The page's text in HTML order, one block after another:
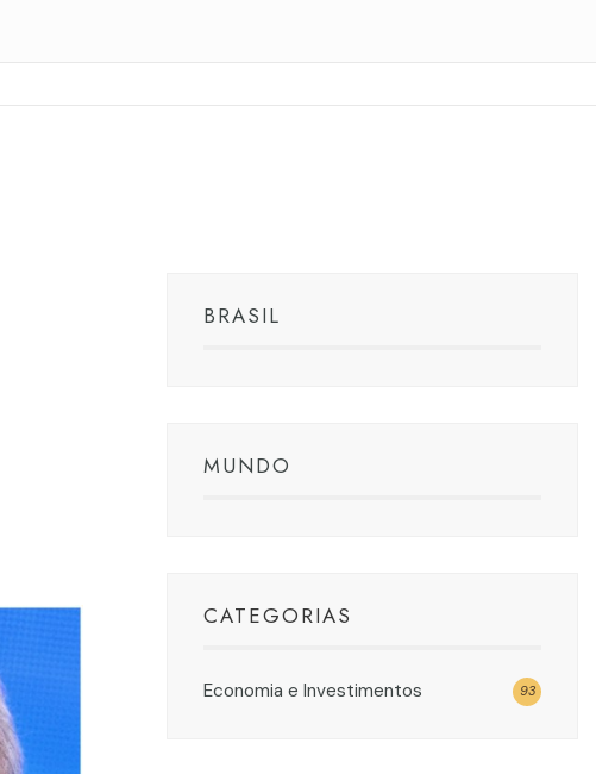
BRASIL
MUNDO
CATEGORIAS
Economia e Investimentos 93